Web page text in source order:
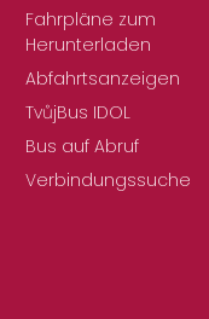
Fahrpläne zum
Herunterladen
Abfahrtsanzeigen
TvůjBus IDOL
Bus auf Abruf
Verbindungssuche